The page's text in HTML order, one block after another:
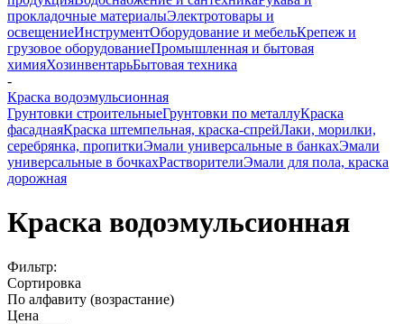
прокладочные материалыЭлектротовары и
освещениеИнструментОборудование и мебельКрепеж и
грузовое оборудованиеПромышленная и бытовая
химияХозинвентарьБытовая техника
-
Краска водоэмульсионная
Грунтовки строительныеГрунтовки по металлуКраска
фасаднаяКраска штемпельная, краска-спрейЛаки, морилки,
серебрянка, пропиткиЭмали универсальные в банкахЭмали
универсальные в бочкахРастворителиЭмали для пола, краска
дорожная
Краска водоэмульсионная
Фильтр:
Сортировка
По алфавиту (возрастание)
Цена